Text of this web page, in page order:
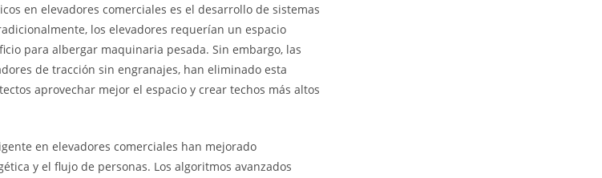
en elevadores comerciales es el desarrollo de sistemas
los elevadores requerían un espacio
para albergar maquinaria pesada. Sin embargo, las
de tracción sin engranajes, han eliminado esta
aprovechar mejor el espacio y crear techos más altos
en elevadores comerciales han mejorado
y el flujo de personas. Los algoritmos avanzados